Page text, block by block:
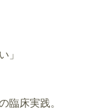
」
臨床実践。